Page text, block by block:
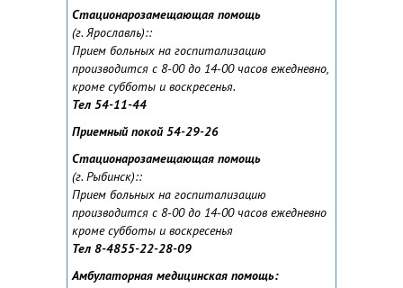
Стационарозамещающая помощь
(г. Ярославль)::
Прием больных на госпитализацию
производится с 8-00 до 14-00 часов ежедневно,
кроме субботы и воскресенья.
Тел 54-11-44
Приемный покой 54-29-26
Стационарозамещающая помощь
(г. Рыбинск)::
Прием больных на госпитализацию
производится с 8-00 до 14-00 часов ежедневно
кроме субботы и воскресенья
Тел 8-4855-22-28-09
Амбулаторная медицинская помощь: